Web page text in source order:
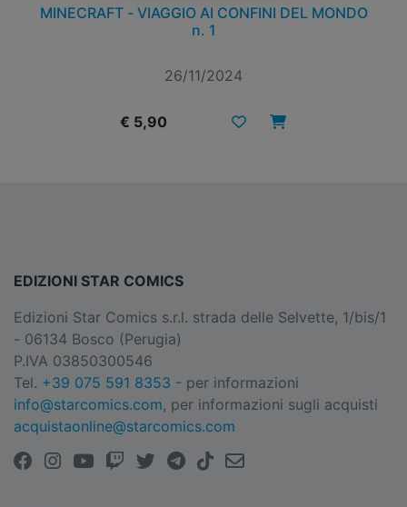
MINECRAFT - VIAGGIO AI CONFINI DEL MONDO
n. 1
26/11/2024
€ 5,90
EDIZIONI STAR COMICS
Edizioni Star Comics s.r.l. strada delle Selvette, 1/bis/1
- 06134 Bosco (Perugia)
P.IVA 03850300546
Tel. +39 075 591 8353 - per informazioni
info@starcomics.com, per informazioni sugli acquisti
acquistaonline@starcomics.com